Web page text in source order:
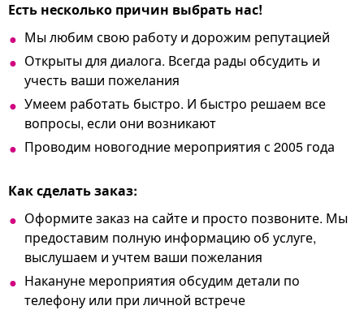
Есть несколько причин выбрать нас!
Мы любим свою работу и дорожим репутацией
Открыты для диалога. Всегда рады обсудить и
учесть ваши пожелания
Умеем работать быстро. И быстро решаем все
вопросы, если они возникают
Проводим новогодние мероприятия с 2005 года
Как сделать заказ:
Оформите заказ на сайте и просто позвоните. Мы
предоставим полную информацию об услуге,
выслушаем и учтем ваши пожелания
Накануне мероприятия обсудим детали по
телефону или при личной встрече